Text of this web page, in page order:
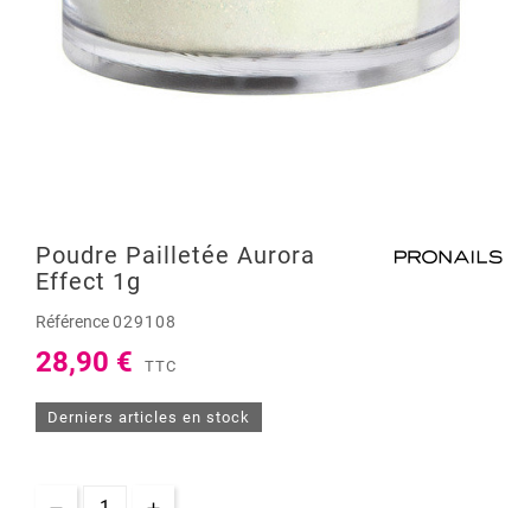
Poudre Pailletée Aurora
Effect 1g
Référence029108
28,90 € TTC
Derniers articles en stock